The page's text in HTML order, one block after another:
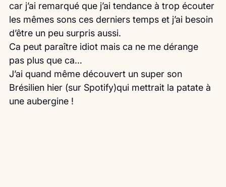
car j’ai remarqué que j’ai tendance à trop écouter
les mêmes sons ces derniers temps et j’ai besoin
d’être un peu surpris aussi.
Ca peut paraître idiot mais ca ne me dérange
pas plus que ca…
J’ai quand même découvert un super son
Brésilien hier (sur Spotify)qui mettrait la patate à
une aubergine !